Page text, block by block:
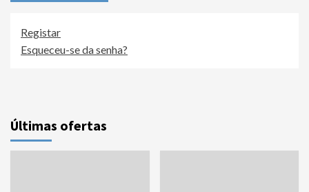
Registar
Esqueceu-se da senha?
Últimas ofertas